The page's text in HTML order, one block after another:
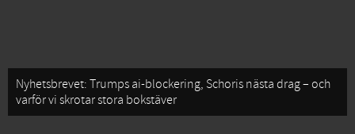
Nyhetsbrevet: Trumps ai-blockering, Schoris nästa drag – och
varför vi skrotar stora bokstäver